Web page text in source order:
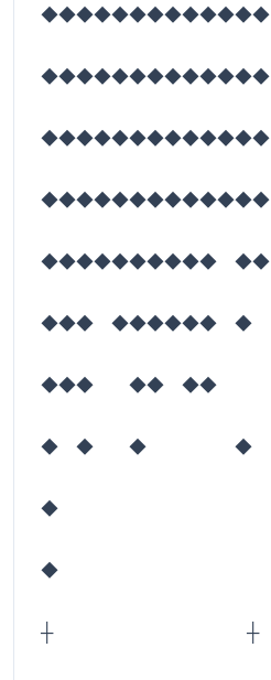
◆◆◆◆◆◆◆◆◆◆◆◆◆
◆◆◆◆◆◆◆◆◆◆◆◆◆
◆◆◆◆◆◆◆◆◆◆◆◆◆
◆◆◆◆◆◆◆◆◆◆◆◆◆
◆◆◆◆◆◆◆◆◆◆ ◆◆
◆◆◆ ◆◆◆◆◆◆ ◆
◆◆◆ ◆◆ ◆◆
◆ ◆ ◆ ◆
◆
◆
┼ ┼